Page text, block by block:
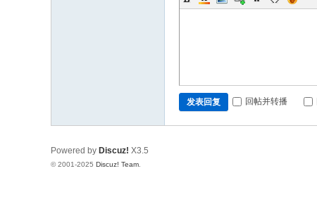
发表回复 回帖并转播
Powered by Discuz! X3.5
© 2001-2025 Discuz! Team